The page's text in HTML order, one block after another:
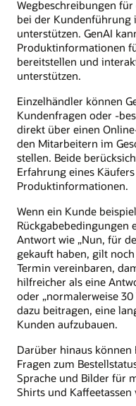
Wegbeschreibungen
bei der Kundenführung
unterstützen. GenAI
Produktinformationen
bereitstellen und
unterstützen.
Einzelhändler können
Kundenfragen oder -
direkt über einen
den Mitarbeitern im
stellen. Beide
Erfahrung eines
Produktinformationen.
Wenn ein Kunde
Rückgabebedingungen
Antwort wie „Nun, für
gekauft haben, gilt
Termin vereinbaren,
hilfreicher als eine
oder „normalerweise
dazu beitragen, eine
Kunden aufzubauen.
Darüber hinaus können
Fragen zum
Sprache und Bilder für
Shirts und Kaffeetassen